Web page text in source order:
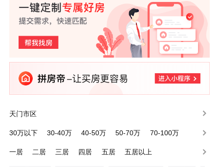
天门市区
30万以下 30-40万 40-50万 50-70万
70-100万
一居
二居 三居 四居 五居 五居以上